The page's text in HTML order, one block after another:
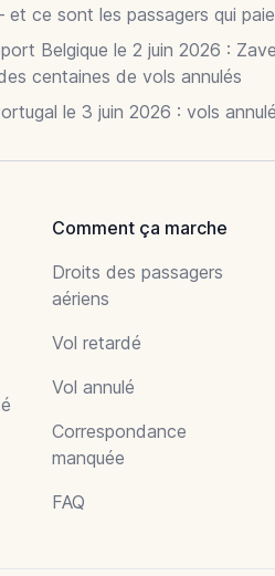
et ce sont les passagers qui
Belgique le 2 juin 2026 :
centaines de vols annulés
le 3 juin 2026 : vols
Comment ça marche
Droits des passagers
aériens
Vol retardé
Vol annulé
Correspondance
manquée
FAQ